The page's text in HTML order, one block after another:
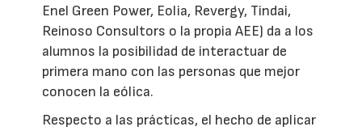
Enel Green Power, Eolia, Revergy, Tindai,
Reinoso Consultors o la propia AEE) da a los
alumnos la posibilidad de interactuar de
primera mano con las personas que mejor
conocen la eólica.
Respecto a las prácticas, el hecho de aplicar